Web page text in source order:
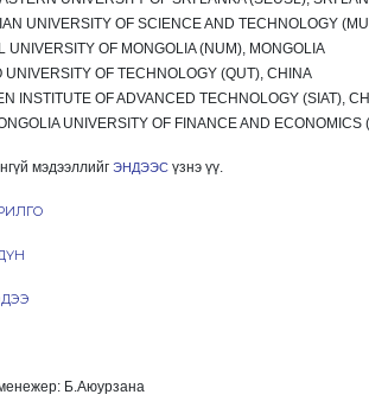
UNIVERSITY OF SCIENCE AND TECHNOLOGY
UNIVERSITY OF MONGOLIA (NUM), MONGOLIA
UNIVERSITY OF TECHNOLOGY (QUT), CHINA
INSTITUTE OF ADVANCED TECHNOLOGY (SIAT),
UNIVERSITY OF FINANCE AND ECONOMICS
мэдээллийг ЭНДЭЭС үзнэ үү.
Б.Аюурзана